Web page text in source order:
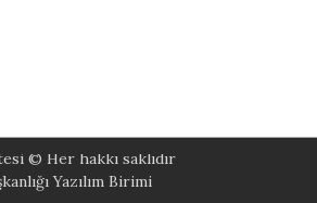
© Her hakkı saklıdır
Yazılım Birimi